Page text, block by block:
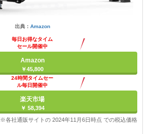
出典： Amazon
毎日お得なタイム
セール開催中
Amazon
￥45,800
24時間タイムセー
ル毎日開催中
楽天市場
￥ 58,394
※各社通販サイトの 2024年11月6日時点 での税込価格